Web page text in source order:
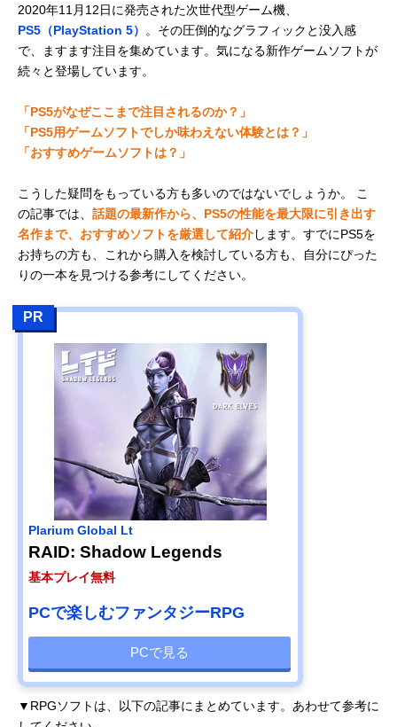
2020年11月12日に発売された次世代型ゲーム機、
PS5（PlayStation 5）
。その圧倒的なグラフィックと没入感
で、ますます注目を集めています。気になる新作ゲームソフトが
続々と登場しています。
「PS5がなぜここまで注目されるのか？」
「PS5用ゲームソフトでしか味わえない体験とは？」
「おすすめゲームソフトは？」
こうした疑問をもっている方も多いのではないでしょうか。 こ
の記事では、 話題の最新作から、PS5の性能を最大限に引き出す
名作まで、おすすめソフトを厳選して紹介します。すでにPS5を
お持ちの方も、これから購入を検討している方も、自分にぴった
りの一本を見つける参考にしてください。
PR
Plarium Global Lt
RAID: Shadow Legends
基本プレイ無料
PCで楽しむファンタジーRPG
PCで見る
▼RPGソフトは、以下の記事にまとめています。あわせて参考に